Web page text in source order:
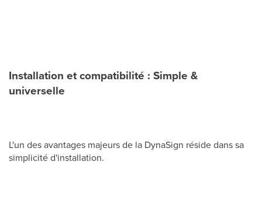
Installation et compatibilité : Simple &
universelle
L'un des avantages majeurs de la DynaSign réside dans sa
simplicité d'installation.